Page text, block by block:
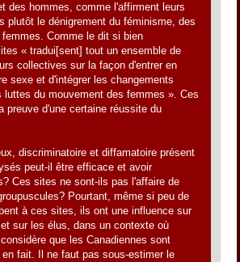
des hommes, comme l'affirment leurs
plutôt le dénigrement du féminisme, des
Comme le dit si bien
« tradui[sent] tout un ensemble de
collectives sur la façon d'entrer en
sexe et d'intégrer les changements
luttes du mouvement des femmes ». Ces
preuve d'une certaine réussite du
discriminatoire et diffamatoire présent
peut-il être efficace et avoir
Ces sites ne sont-ils pas l'affaire de
Pourtant, même si peu de
à ces sites, ils ont une influence sur
et sur les élus, dans un contexte où
que les Canadiennes sont
fait. Il ne faut pas sous-estimer le